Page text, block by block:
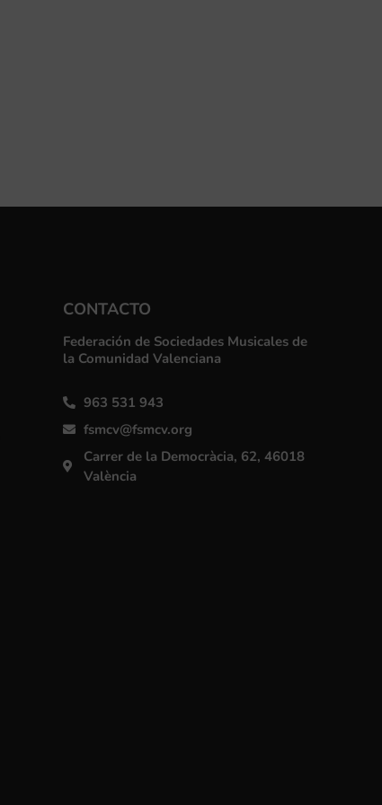
CONTACTO
Federación de Sociedades Musicales de
la Comunidad Valenciana
963 531 943
fsmcv@fsmcv.org
Carrer de la Democràcia, 62, 46018
València